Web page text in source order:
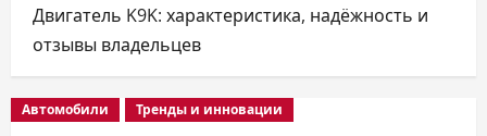
Двигатель K9K: характеристика, надёжность и
отзывы владельцев
Автомобили Тренды и инновации